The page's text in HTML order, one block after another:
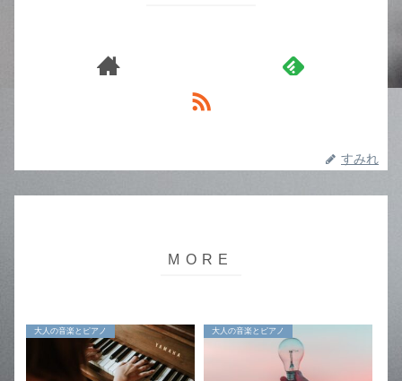
すみれ
大人の音楽とピアノ 大人の音楽とピアノ